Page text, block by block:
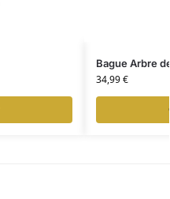
Bague Arbre
34,99€